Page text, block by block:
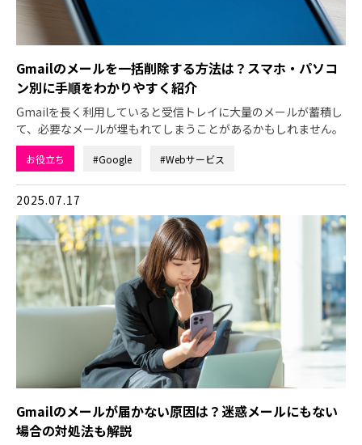
Gmailのメールを一括削除する方法は？スマホ・パソコ
ン別に手順をわかりやすく紹介
Gmailを長く利用していると受信トレイに大量のメールが蓄積し
て、必要なメールが埋もれてしまうことがあるかもしれません。
お役立ち #Google #Webサービス
2025.07.17
Gmailのメールが届かない原因は？迷惑メールにもない
場合の対処法も解説